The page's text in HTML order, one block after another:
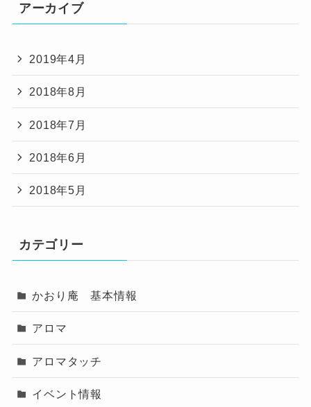
アーカイブ
2019年4月
2018年8月
2018年7月
2018年6月
2018年5月
カテゴリー
かおり庵 基本情報
アロマ
アロマタッチ
イベント情報